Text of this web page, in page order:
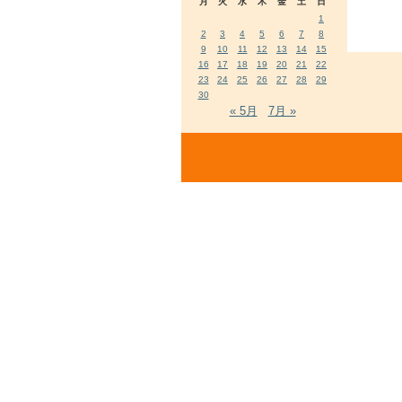
1
2
3 4 5 6 7
8
9
10 11 12 13 14
15
16
17 18 19 20 21
22
23
24 25 26 27 28
29
30
« 5月 7月 »